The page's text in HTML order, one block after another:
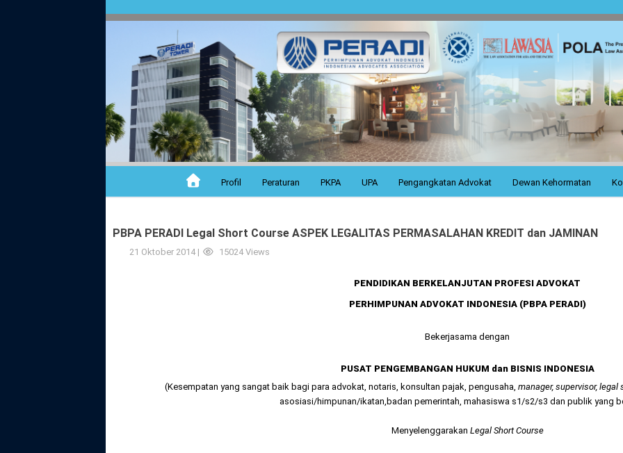
Profil Peraturan PKPA UPA Pengangkatan Advokat Dewan Kehormatan
PBPA PERADI Legal Short Course ASPEK LEGALITAS PERMASALAHAN KREDIT dan JAMINAN
21 Oktober 2014 | 15024 Views
PENDIDIKAN BERKELANJUTAN PROFESI ADVOKAT
PERHIMPUNAN ADVOKAT INDONESIA (PBPA PERADI)
Bekerjasama dengan
PUSAT PENGEMBANGAN HUKUM dan BISNIS INDONESIA
(Kesempatan yang sangat baik bagi para advokat, notaris, konsultan pajak, pengusaha, manager, supervisor, legal
asosiasi/himpunan/ikatan,badan pemerintah, mahasiswa s1/s2/s3 dan publik yang
Menyelenggarakan Legal Short Course